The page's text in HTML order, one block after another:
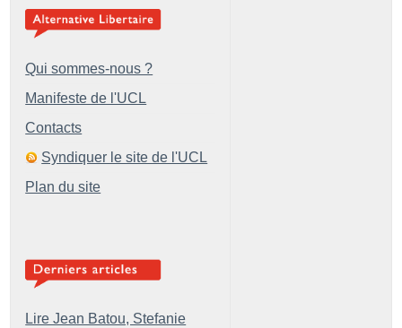
Qui sommes-nous ?
Manifeste de l'UCL
Contacts
Syndiquer le site de l'UCL
Plan du site
Lire Jean Batou, Stefanie